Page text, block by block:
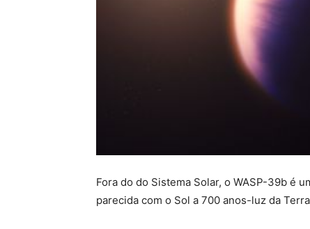
Fora do do Sistema Solar, o WASP-39b é
parecida com o Sol a 700 anos-luz da Terra